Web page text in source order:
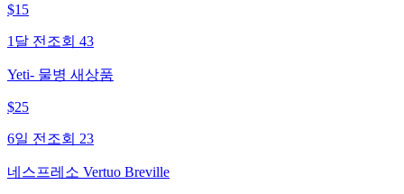
$15
1달 전 조회 43
Yeti- 물병 새상품
$25
6일 전 조회 23
네스프레소 Vertuo Breville